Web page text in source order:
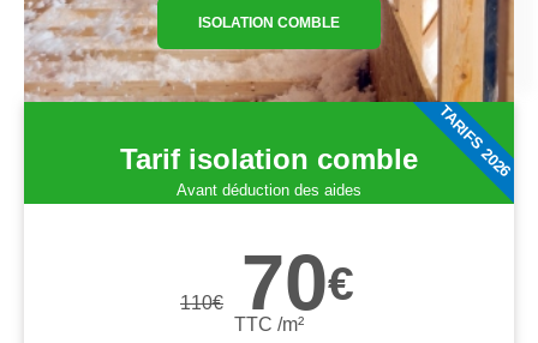
ISOLATION COMBLE
Tarif isolation comble
Avant déduction des aides
110€ 70€
TTC /m²
TARIFS 2026